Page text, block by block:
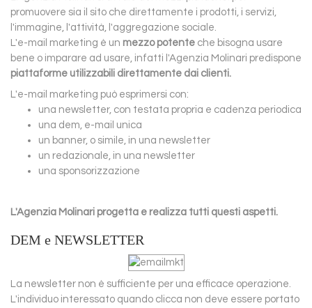
promuovere sia il sito che direttamente i prodotti, i servizi,
l'immagine, l'attività, l'aggregazione sociale.
L'e-mail marketing è un mezzo potente che bisogna usare
bene o imparare ad usare, infatti l'Agenzia Molinari predispone
piattaforme utilizzabili direttamente dai clienti.
L'e-mail marketing può esprimersi con:
una newsletter, con testata propria e cadenza periodica
una dem, e-mail unica
un banner, o simile, in una newsletter
un redazionale, in una newsletter
una sponsorizzazione
L'Agenzia Molinari progetta e realizza tutti questi aspetti.
DEM e NEWSLETTER
La newsletter non è sufficiente per una efficace operazione.
L'individuo interessato quando clicca non deve essere portato